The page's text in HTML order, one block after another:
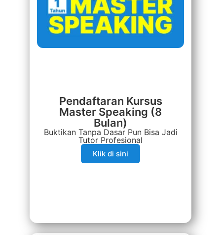
Pendaftaran Kursus
Master Speaking (8
Bulan)
Buktikan Tanpa Dasar Pun Bisa Jadi
Tutor Profesional
Klik di sini